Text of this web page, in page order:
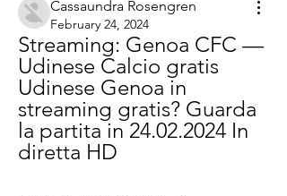
Cassaundra Rosengren
February 24, 2024
Streaming: Genoa CFC —
Udinese Calcio gratis
Udinese Genoa in
streaming gratis? Guarda
la partita in 24.02.2024 In
diretta HD